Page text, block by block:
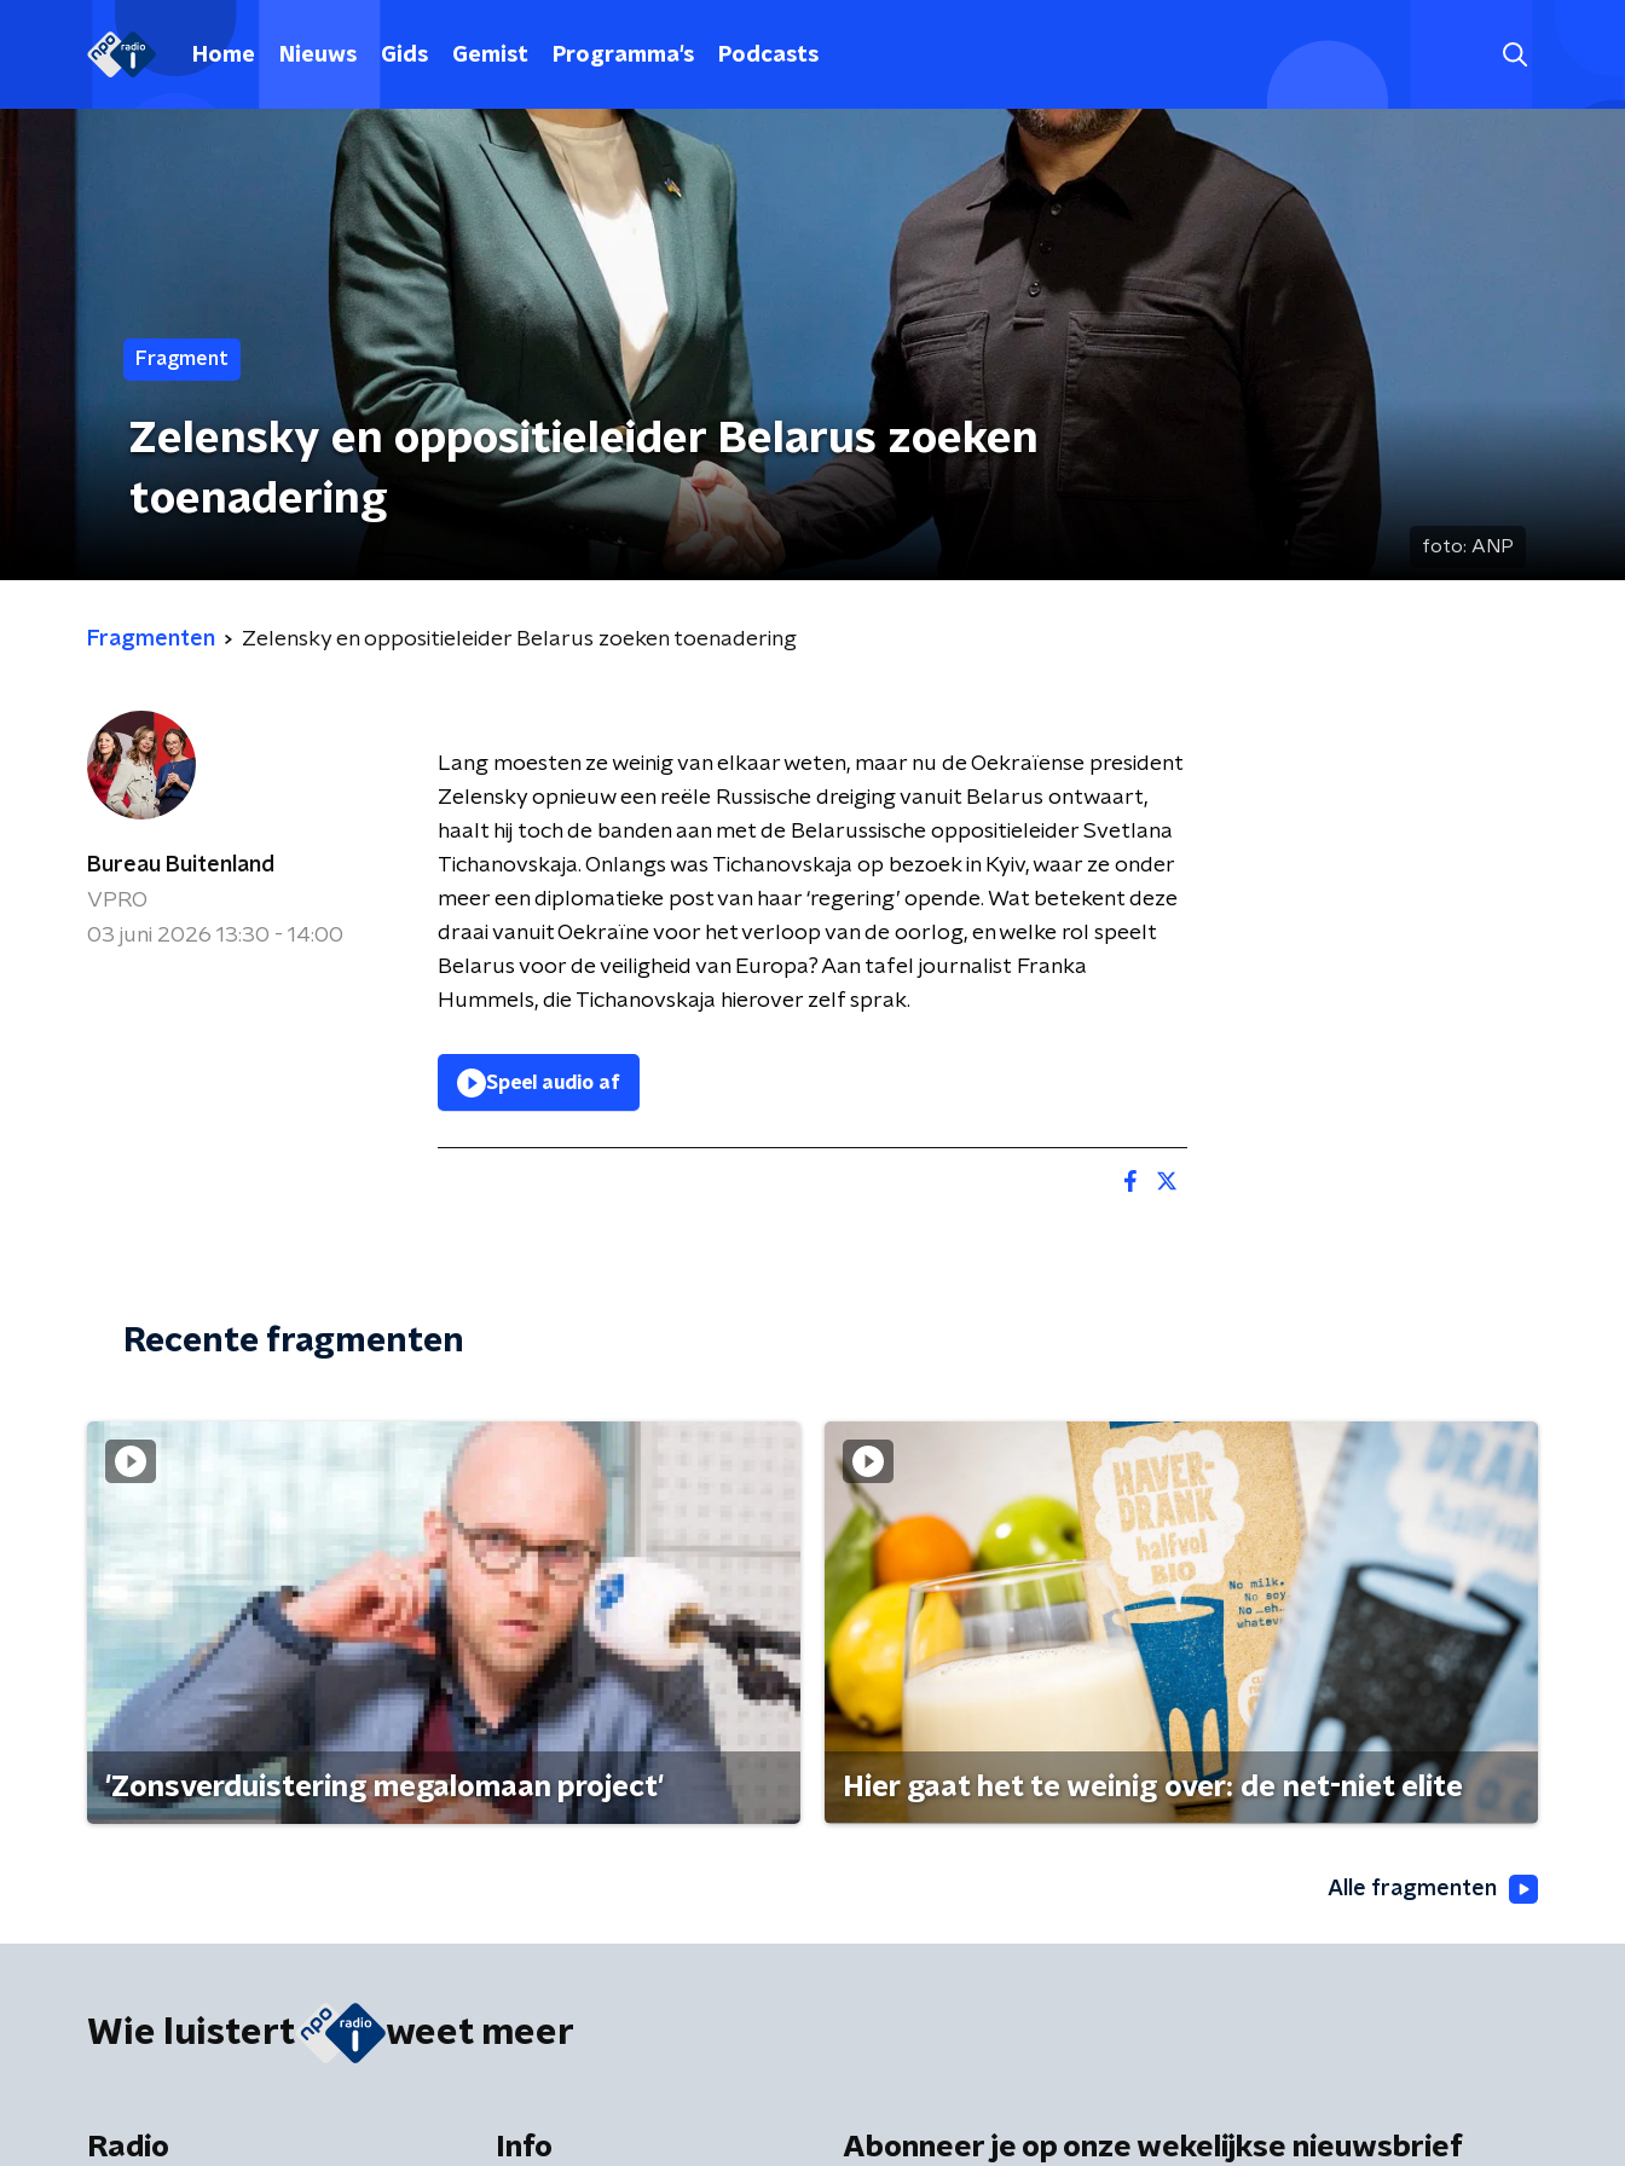
Home Nieuws Gids Gemist Programma's Podcasts
Fragment
Zelensky en oppositieleider Belarus zoeken
toenadering
foto: ANP
Fragmenten Zelensky en oppositieleider Belarus zoeken toenadering
Bureau Buitenland
VPRO
03 juni 2026 13:30 - 14:00
Lang moesten ze weinig van elkaar weten, maar nu de Oekraïense president
Zelensky opnieuw een reële Russische dreiging vanuit Belarus ontwaart,
haalt hij toch de banden aan met de Belarussische oppositieleider Svetlana
Tichanovskaja. Onlangs was Tichanovskaja op bezoek in Kyiv, waar ze onder
meer een diplomatieke post van haar ‘regering’ opende. Wat betekent deze
draai vanuit Oekraïne voor het verloop van de oorlog, en welke rol speelt
Belarus voor de veiligheid van Europa? Aan tafel journalist Franka
Hummels, die Tichanovskaja hierover zelf sprak.
Speel audio af
Recente fragmenten
'Zonsverduistering megalomaan project' Hier gaat het te weinig over: de net-niet elite
Alle fragmenten
Wie luistert weet meer
Radio Info Abonneer je op onze wekelijkse nieuwsbrief